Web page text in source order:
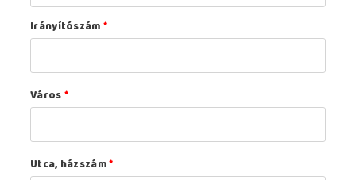
Irányítószám*
Város*
Utca, házszám*